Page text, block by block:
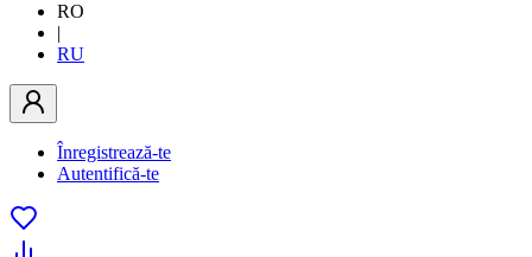
RO
|
RU
Înregistrează-te
Autentifică-te